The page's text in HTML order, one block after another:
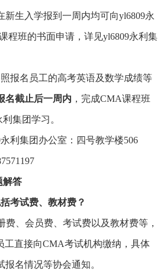
新生入学报到一周内均可向yl6809永
程班的书面申请，详见yl6809永利集
报名员工的高考英语及数学成绩等
名截止后一周内 ，完成CMA课程班
集团学习。
利集团办公室：四号教学楼506
解答
考试费、教材费？
费、会员费、考试费以及教材费等，
工直接向CMA考试机构缴纳，具体
名情况等协会通知。